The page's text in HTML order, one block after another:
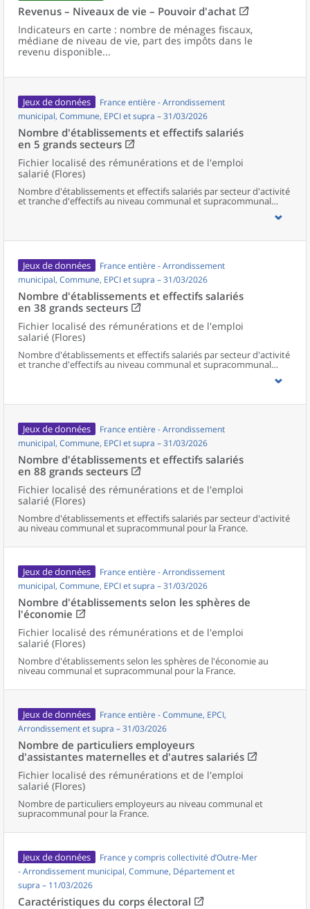
Revenus – Niveaux de vie – Pouvoir d'achat
Indicateurs en carte : nombre de ménages fiscaux,
médiane de niveau de vie, part des impôts dans le
revenu disponible...
Jeux de données
France entière - Arrondissement
municipal, Commune, EPCI et supra – 31/03/2026
Nombre d'établissements et effectifs salariés
en 5 grands secteurs
Fichier localisé des rémunérations et de l'emploi
salarié (Flores)
Nombre d'établissements et effectifs salariés par secteur d'activité
et tranche d'effectifs au niveau communal et supracommunal
Jeux de données
France entière - Arrondissement
municipal, Commune, EPCI et supra – 31/03/2026
Nombre d'établissements et effectifs salariés
en 38 grands secteurs
Fichier localisé des rémunérations et de l'emploi
salarié (Flores)
Nombre d'établissements et effectifs salariés par secteur d'activité
et tranche d'effectifs au niveau communal et supracommunal
Jeux de données
France entière - Arrondissement
municipal, Commune, EPCI et supra – 31/03/2026
Nombre d'établissements et effectifs salariés
en 88 grands secteurs
Fichier localisé des rémunérations et de l'emploi
salarié (Flores)
Nombre d'établissements et effectifs salariés par secteur d'activité
au niveau communal et supracommunal pour la France.
Jeux de données
France entière - Arrondissement
municipal, Commune, EPCI et supra – 31/03/2026
Nombre d'établissements selon les sphères de
l'économie
Fichier localisé des rémunérations et de l'emploi
salarié (Flores)
Nombre d'établissements selon les sphères de l'économie au
niveau communal et supracommunal pour la France.
Jeux de données
France entière - Commune, EPCI,
Arrondissement et supra – 31/03/2026
Nombre de particuliers employeurs
d'assistantes maternelles et d'autres salariés
Fichier localisé des rémunérations et de l'emploi
salarié (Flores)
Nombre de particuliers employeurs au niveau communal et
supracommunal pour la France.
Jeux de données
France y compris collectivité d’Outre-Mer
- Arrondissement municipal, Commune, Département et
supra – 11/03/2026
Caractéristiques du corps électoral